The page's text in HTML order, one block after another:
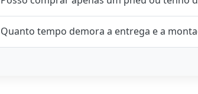
Quanto tempo demora a entrega e a